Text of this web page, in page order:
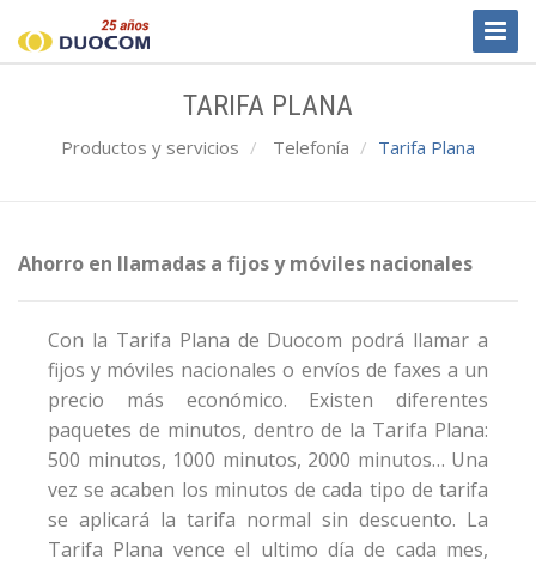
TARIFA PLANA
Productos y servicios Telefonía Tarifa Plana
Ahorro en llamadas a fijos y móviles nacionales
Con la Tarifa Plana de Duocom podrá llamar a
fijos y móviles nacionales o envíos de faxes a un
precio más económico. Existen diferentes
paquetes de minutos, dentro de la Tarifa Plana:
500 minutos, 1000 minutos, 2000 minutos… Una
vez se acaben los minutos de cada tipo de tarifa
se aplicará la tarifa normal sin descuento. La
Tarifa Plana vence el ultimo día de cada mes,